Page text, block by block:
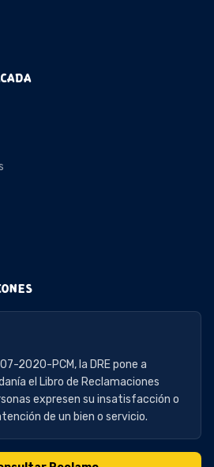
2020-PCM, la DRE pone a
el Libro de Reclamaciones
expresen su insatisfacción o
de un bien o servicio.